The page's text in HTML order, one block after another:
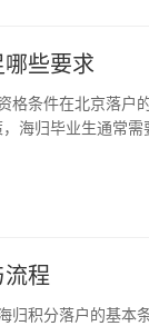
些要求
海归毕业生通常
程